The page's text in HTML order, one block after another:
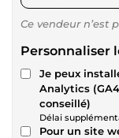
Ce vendeur n’est
Personnaliser
Je peux
Analytics
conseillé)
Délai
Pour un site